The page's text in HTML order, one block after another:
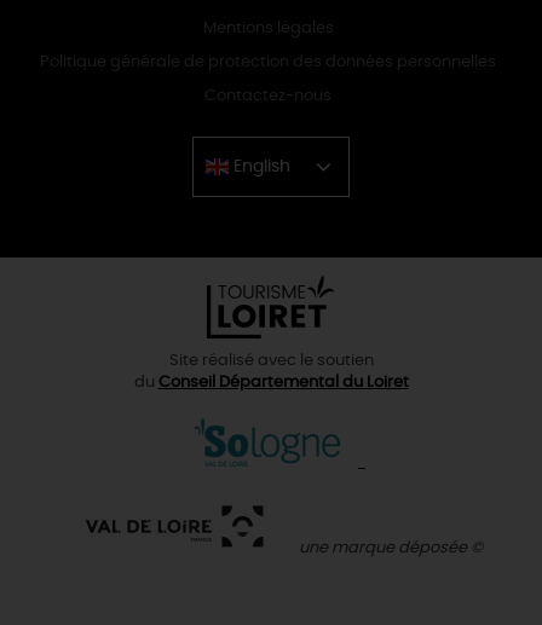
Mentions légales
Politique générale de protection des données personnelles
Contactez-nous
English
Chinese
Site réalisé avec le soutien
du Conseil Départemental du Loiret
une marque déposée ©